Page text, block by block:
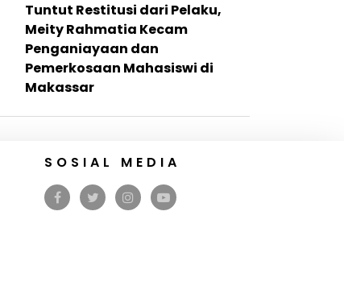
Tuntut Restitusi dari Pelaku,
Meity Rahmatia Kecam
Penganiayaan dan
Pemerkosaan Mahasiswi di
Makassar
SOSIAL MEDIA